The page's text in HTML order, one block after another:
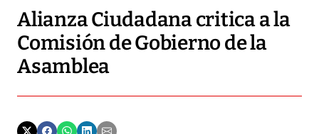
Alianza Ciudadana critica a la
Comisión de Gobierno de la
Asamblea